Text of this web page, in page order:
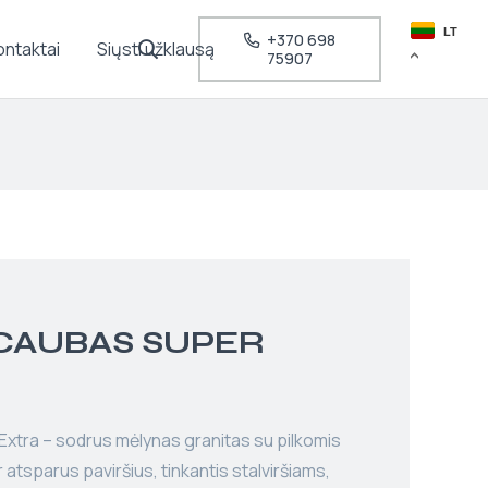
Siųsti užklausą
+370 698
75907
LT
SUPER
– sodrus mėlynas granitas su pilkomis
atsparus paviršius, tinkantis stalviršiams,